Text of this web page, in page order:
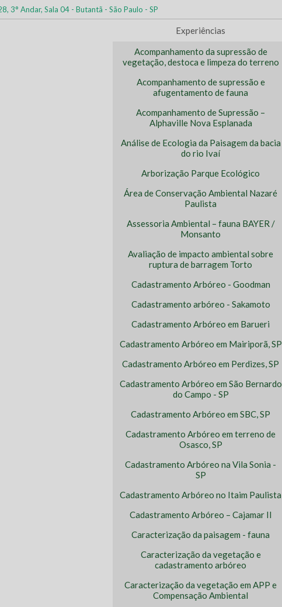
3° Andar, Sala 04 - Butantã - São Paulo - SP
Experiências
Acompanhamento da supressão de
vegetação, destoca e limpeza do terreno
Acompanhamento de supressão e
afugentamento de fauna
Acompanhamento de Supressão –
Alphaville Nova Esplanada
Análise de Ecologia da Paisagem da bacia
do rio Ivaí
Arborização Parque Ecológico
Área de Conservação Ambiental Nazaré
Paulista
Assessoria Ambiental – fauna BAYER /
Monsanto
Avaliação de impacto ambiental sobre
ruptura de barragem Torto
Cadastramento Arbóreo - Goodman
Cadastramento arbóreo - Sakamoto
Cadastramento Arbóreo em Barueri
Cadastramento Arbóreo em Mairiporã, SP
Cadastramento Arbóreo em Perdizes, SP
Cadastramento Arbóreo em São Bernardo
do Campo - SP
Cadastramento Arbóreo em SBC, SP
Cadastramento Arbóreo em terreno de
Osasco, SP
Cadastramento Arbóreo na Vila Sonia -
SP
Cadastramento Arbóreo no Itaim Paulista
Cadastramento Arbóreo – Cajamar II
Caracterização da paisagem - fauna
Caracterização da vegetação e
cadastramento arbóreo
Caracterização da vegetação em APP e
Compensação Ambiental